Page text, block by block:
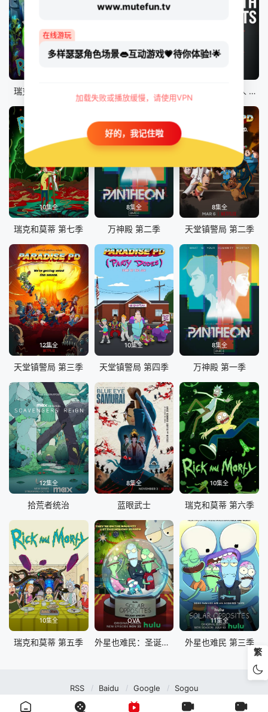
瑞克和莫蒂 第八季 爱、死亡和机器人 第二季 爱、死亡和机器人 第三季
10集全
瑞克和莫蒂 第七季
8集全
万神殿 第二季
8集全
天堂镇警局 第二季
12集全
天堂镇警局 第三季
10集全
天堂镇警局 第四季
8集全
万神殿 第一季
12集全
拾荒者统治
8集全
蓝眼武士
10集全
瑞克和莫蒂 第六季
10集全
瑞克和莫蒂 第五季
OVA
外星也难民：圣诞特别篇
11集全
外星也难民 第三季
繁
RSS Baidu Google Sogou
MuteFun动漫网站-无声乐趣-(゜-゜)つロ 干杯~MuteFun动漫网站所有内容均来
www.mutefun.tv
在线游玩
多样瑟瑟角色场景👄互动游戏💗待你体验!🌟
加载失败或播放缓慢，请使用VPN
好的，我记住啦